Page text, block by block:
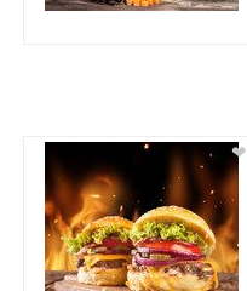
❤